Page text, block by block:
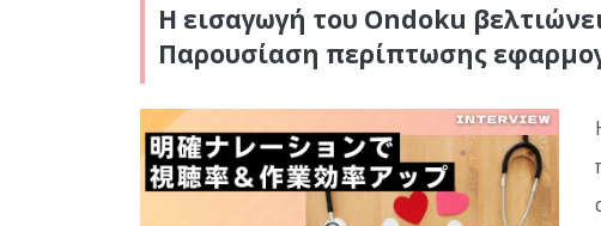
Η εισαγωγή του Ondoku
Παρουσίαση περίπτωσης